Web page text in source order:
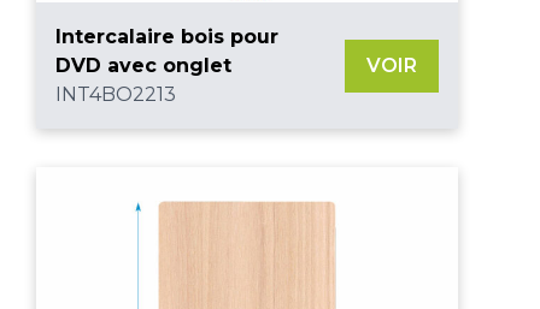
Intercalaire bois pour
DVD avec onglet
INT4BO2213
VOIR